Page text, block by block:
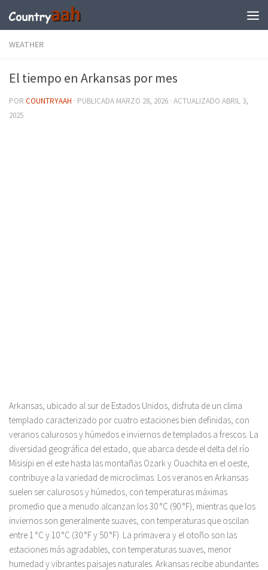
WEATHER
El tiempo en Arkansas por mes
POR COUNTRYAAH · PUBLICADA MARZO 28, 2026 · ACTUALIZADO ABRIL 3,
2025
Arkansas, ubicado al sur de Estados Unidos, disfruta de un clima
templado caracterizado por cuatro estaciones bien definidas, con
veranos calurosos y húmedos e inviernos de templados a frescos. La
diversidad geográfica del estado, que abarca desde el delta del río
Misisipi en el este hasta las montañas Ozark y Ouachita en el oeste,
contribuye a la variedad de microclimas. Los veranos en Arkansas
suelen ser calurosos y húmedos, con temperaturas máximas
promedio que a menudo alcanzan los 30 °C (90 °F), mientras que los
inviernos son generalmente suaves, con temperaturas que oscilan
entre 1 °C y 10 °C (30 °F y 50 °F). La primavera y el otoño son las
estaciones más agradables, con temperaturas suaves, menor
humedad y vibrantes paisajes naturales. Arkansas recibe abundantes